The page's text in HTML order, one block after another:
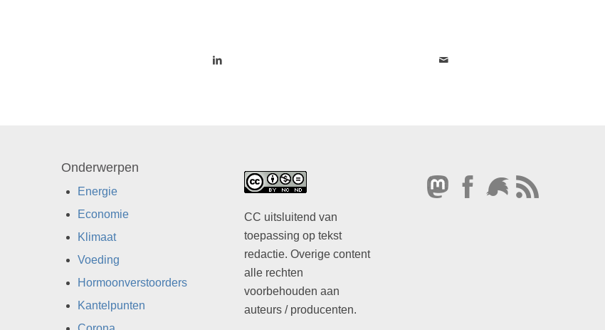
Onderwerpen
Energie
Economie
Klimaat
Voeding
Hormoonverstoorders
Kantelpunten
CC uitsluitend van
toepassing op tekst
redactie. Overige content
alle rechten
voorbehouden aan
auteurs / producenten.